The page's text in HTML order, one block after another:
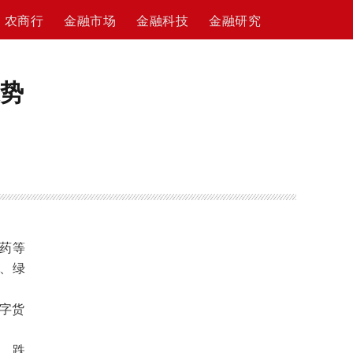
农商行 金融市场 金融科技 金融研究
等
绿
货